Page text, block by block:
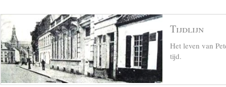
Tijdlijn
Het leven van
tijd.